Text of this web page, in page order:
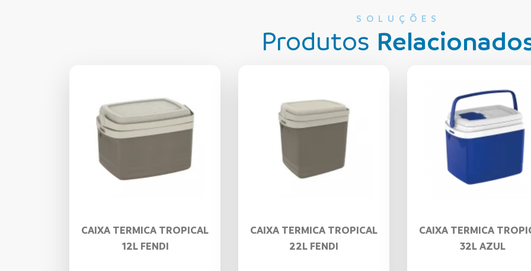
SOLUÇÕES
Produtos
CAIXA TERMICA TROPICAL
12L FENDI
CAIXA TERMICA TROPICAL
22L FENDI
CAIXA TERMICA
32L AZUL